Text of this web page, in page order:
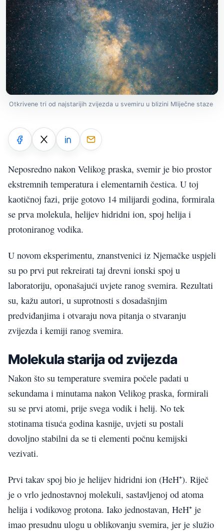
Otkrivene tri od najstarijih zvijezda u svemiru u blizini Mliječne staze
Neposredno nakon Velikog praska, svemir je bio prostor
ekstremnih temperatura i elementarnih čestica. U toj
kaotičnoj fazi, prije gotovo 14 milijardi godina, formirala
se prva molekula, helijev hidridni ion, spoj helija i
protoniranog vodika.
U novom eksperimentu, znanstvenici iz Njemačke uspjeli
su po prvi put rekreirati taj drevni ionski spoj u
laboratoriju, oponašajući uvjete ranog svemira. Rezultati
su, kažu autori, u suprotnosti s dosadašnjim
predviđanjima i otvaraju nova pitanja o stvaranju
zvijezda i kemiji ranog svemira.
Molekula starija od zvijezda
Nakon što su temperature svemira počele padati u
sekundama i minutama nakon Velikog praska, formirali
su se prvi atomi, prije svega vodik i helij. No tek
stotinama tisuća godina kasnije, uvjeti su postali
dovoljno stabilni da se ti elementi počnu kemijski
vezivati.
Prvi takav spoj bio je helijev hidridni ion (HeH⁺). Riječ
je o vrlo jednostavnoj molekuli, sastavljenoj od atoma
helija i vodikovog protona. Iako jednostavan, HeH⁺ je
imao presudnu ulogu u oblikovanju svemira, jer je služio